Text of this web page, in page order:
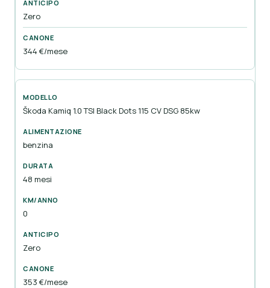
Zero
344 €/mese
Škoda Kamiq 1.0 TSI Black Dots 115 CV DSG 85kw
benzina
48 mesi
0
Zero
353 €/mese